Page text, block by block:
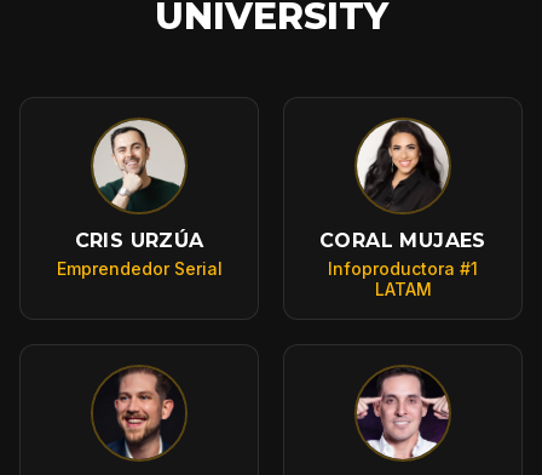
UNIVERSITY
CRIS URZÚA
Emprendedor Serial
CORAL MUJAES
Infoproductora #1
LATAM